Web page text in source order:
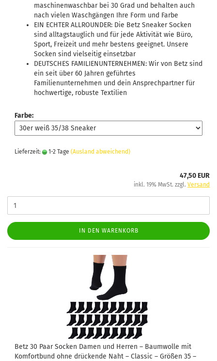
maschinenwaschbar bei 30 Grad und behalten auch
nach vielen Waschgängen Ihre Form und Farbe
EIN ECHTER ALLROUNDER: Die Betz Sneaker Socken
sind alltagstauglich und für jede Aktivität wie Büro,
Sport, Freizeit und mehr bestens geeignet. Unsere
Socken sind vielseitig einsetzbar
DEUTSCHES FAMILIENUNTERNEHMEN: Wir von Betz sind
ein seit über 60 Jahren geführtes
Familienunternehmen und dein Ansprechpartner für
hochwertige, robuste Textilien
Farbe:
Lieferzeit: 1-2 Tage (Ausland abweichend)
47,50 EUR
inkl. 19% MwSt. zzgl. Versand
IN DEN WARENKORB
Betz 30 Paar Socken Damen und Herren – Baumwolle mit
Komfortbund ohne drückende Naht – Classic – Größen 35 –